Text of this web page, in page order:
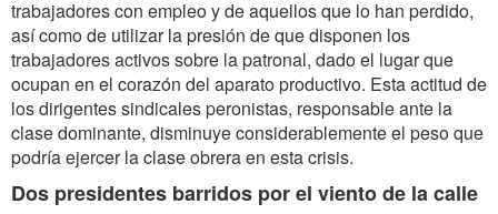
trabajadores con empleo y de aquellos que lo han perdido,
así como de utilizar la presión de que disponen los
trabajadores activos sobre la patronal, dado el lugar que
ocupan en el corazón del aparato productivo. Esta actitud de
los dirigentes sindicales peronistas, responsable ante la
clase dominante, disminuye considerablemente el peso que
podría ejercer la clase obrera en esta crisis.
Dos presidentes barridos por el viento de la calle